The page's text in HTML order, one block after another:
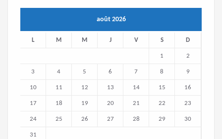
août 2026
L M M J V S D
1 2
3 4 5 6 7 8 9
10 11 12 13 14 15 16
17 18 19 20 21 22 23
24 25 26 27 28 29 30
31